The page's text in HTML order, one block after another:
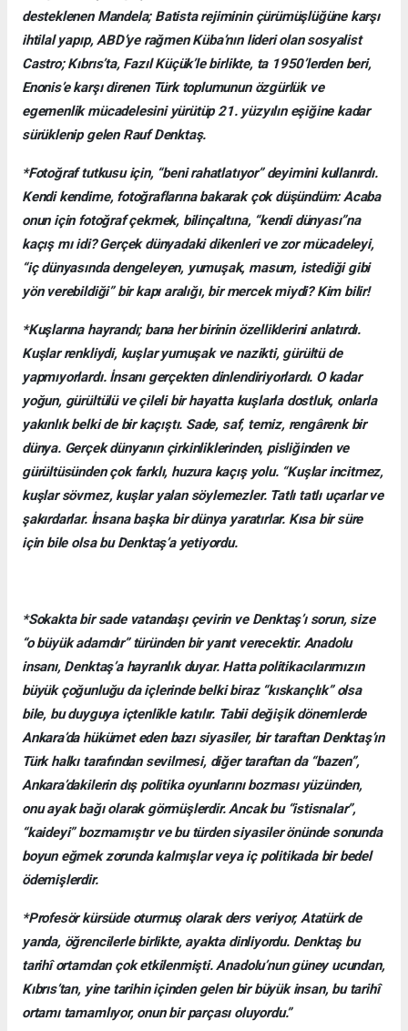
desteklenen Mandela; Batista rejiminin çürümüşlüğüne karşı
ihtilal yapıp, ABD’ye rağmen Küba’nın lideri olan sosyalist
Castro; Kıbrıs’ta, Fazıl Küçük’le birlikte, ta 1950’lerden beri,
Enonis’e karşı direnen Türk toplumunun özgürlük ve
egemenlik mücadelesini yürütüp 21. yüzyılın eşiğine kadar
sürüklenip gelen Rauf Denktaş.
*Fotoğraf tutkusu için, “beni rahatlatıyor” deyimini kullanırdı.
Kendi kendime, fotoğraflarına bakarak çok düşündüm: Acaba
onun için fotoğraf çekmek, bilinçaltına, “kendi dünyası”na
kaçış mı idi? Gerçek dünyadaki dikenleri ve zor mücadeleyi,
“iç dünyasında dengeleyen, yumuşak, masum, istediği gibi
yön verebildiği” bir kapı aralığı, bir mercek miydi? Kim bilir!
*Kuşlarına hayrandı; bana her birinin özelliklerini anlatırdı.
Kuşlar renkliydi, kuşlar yumuşak ve nazikti, gürültü de
yapmıyorlardı. İnsanı gerçekten dinlendiriyorlardı. O kadar
yoğun, gürültülü ve çileli bir hayatta kuşlarla dostluk, onlarla
yakınlık belki de bir kaçıştı. Sade, saf, temiz, rengârenk bir
dünya. Gerçek dünyanın çirkinliklerinden, pisliğinden ve
gürültüsünden çok farklı, huzura kaçış yolu. “Kuşlar incitmez,
kuşlar sövmez, kuşlar yalan söylemezler. Tatlı tatlı uçarlar ve
şakırdarlar. İnsana başka bir dünya yaratırlar. Kısa bir süre
için bile olsa bu Denktaş’a yetiyordu.
*Sokakta bir sade vatandaşı çevirin ve Denktaş’ı sorun, size
“o büyük adamdır” türünden bir yanıt verecektir. Anadolu
insanı, Denktaş’a hayranlık duyar. Hatta politikacılarımızın
büyük çoğunluğu da içlerinde belki biraz “kıskançlık” olsa
bile, bu duyguya içtenlikle katılır. Tabii değişik dönemlerde
Ankara’da hükümet eden bazı siyasiler, bir taraftan Denktaş’ın
Türk halkı tarafından sevilmesi, diğer taraftan da “bazen”,
Ankara’dakilerin dış politika oyunlarını bozması yüzünden,
onu ayak bağı olarak görmüşlerdir. Ancak bu “istisnalar”,
“kaideyi” bozmamıştır ve bu türden siyasiler önünde sonunda
boyun eğmek zorunda kalmışlar veya iç politikada bir bedel
ödemişlerdir.
*Profesör kürsüde oturmuş olarak ders veriyor, Atatürk de
yanda, öğrencilerle birlikte, ayakta dinliyordu. Denktaş bu
tarihî ortamdan çok etkilenmişti. Anadolu’nun güney ucundan,
Kıbrıs’tan, yine tarihin içinden gelen bir büyük insan, bu tarihî
ortamı tamamlıyor, onun bir parçası oluyordu.”